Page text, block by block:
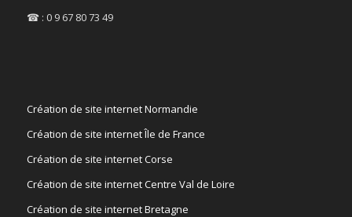
☎ : 0 9 67 80 73 49
Création de site internet Normandie
Création de site internet Île de France
Création de site internet Corse
Création de site internet Centre Val de Loire
Création de site internet Bretagne